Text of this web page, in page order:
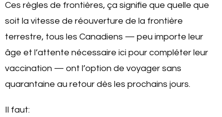
Ces règles de frontières, ça signifie que quelle que
soit la vitesse de réouverture de la frontière
terrestre, tous les Canadiens — peu importe leur
âge et l’attente nécessaire ici pour compléter leur
vaccination — ont l’option de voyager sans
quarantaine au retour dès les prochains jours.
Il faut: